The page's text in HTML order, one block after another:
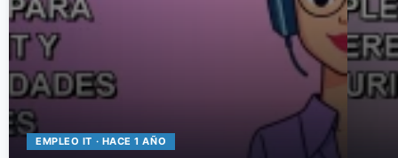
EMPLEO IT · HACE 1 AÑO